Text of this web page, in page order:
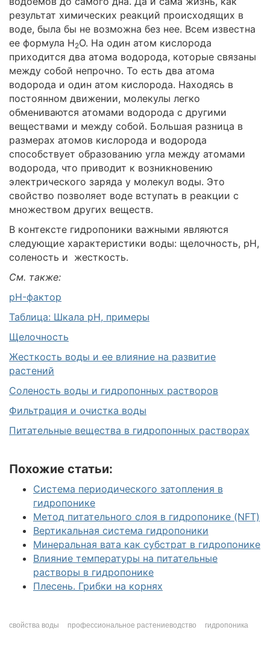
результат химических реакций происходящих в
воде, была бы не возможна без нее. Всем известна
ее формула Н2О. На один атом кислорода
приходится два атома водорода, которые связаны
между собой непрочно. То есть два атома
водорода и один атом кислорода. Находясь в
постоянном движении, молекулы легко
обмениваются атомами водорода с другими
веществами и между собой. Большая разница в
размерах атомов кислорода и водорода
способствует образованию угла между атомами
водорода, что приводит к возникновению
электрического заряда у молекул воды. Это
свойство позволяет воде вступать в реакции с
множеством других веществ.
В контексте гидропоники важными являются
следующие характеристики воды: щелочность, рН,
соленость и жесткость.
См. также:
pH-фактор
Таблица: Шкала pH, примеры
Щелочность
Жесткость воды и ее влияние на развитие
растений
Соленость воды и гидропонных растворов
Фильтрация и очистка воды
Питательные вещества в гидропонных растворах
Похожие статьи:
Система периодического затопления в
гидропонике
Метод питательного слоя в гидропонике (NFT)
Вертикальная система гидропоники
Минеральная вата как субстрат в гидропонике
Влияние температуры на питательные
растворы в гидропонике
Плесень. Грибки на корнях
свойства воды профессиональное растениеводство гидропоника